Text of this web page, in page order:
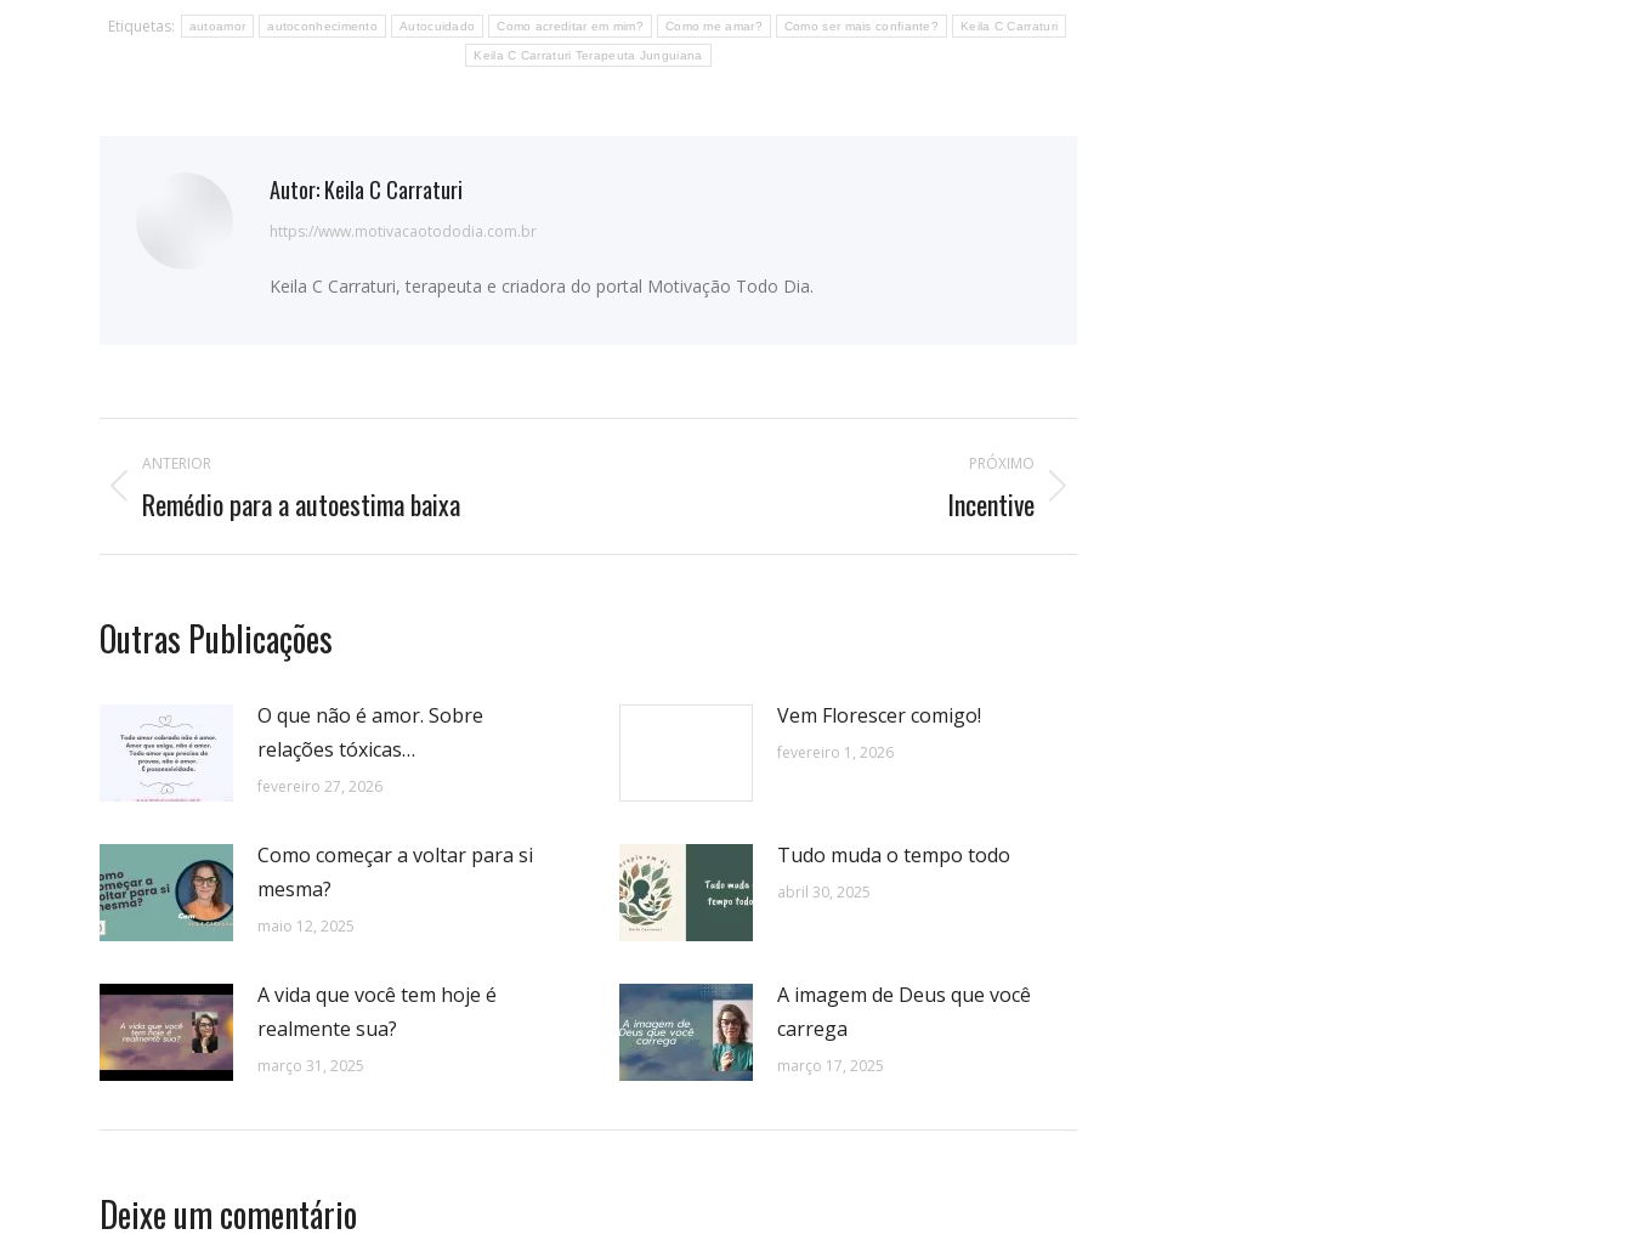
Etiquetas:
autoamor autoconhecimento Autocuidado Como acreditar em mim? Como me amar? Como ser mais confiante? Keila C Carraturi
Keila C Carraturi Terapeuta Junguiana
Autor:Keila C Carraturi
https://www.motivacaotododia.com.br
Keila C Carraturi, terapeuta e criadora do portal Motivação Todo Dia.
Navegação
de
postagens
ANTERIOR
Publicação
Remédio para a autoestima baixa
PRÓXIMO
Incentive
Outras Publicações
O que não é amor. Sobre
relações tóxicas…
fevereiro 27, 2026
Vem Florescer comigo!
fevereiro 1, 2026
Como começar a voltar para si
mesma?
maio 12, 2025
Tudo muda o tempo todo
abril 30, 2025
A vida que você tem hoje é
realmente sua?
março 31, 2025
A imagem de Deus que você
carrega
março 17, 2025
Deixe um comentário